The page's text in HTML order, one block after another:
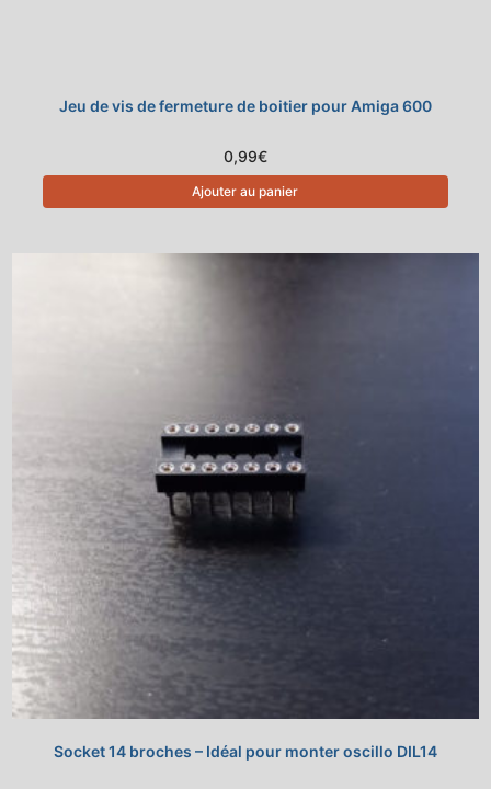
Jeu de vis de fermeture de boitier pour Amiga 600
0,99€
Ajouter au panier
Socket 14 broches – Idéal pour monter oscillo DIL14